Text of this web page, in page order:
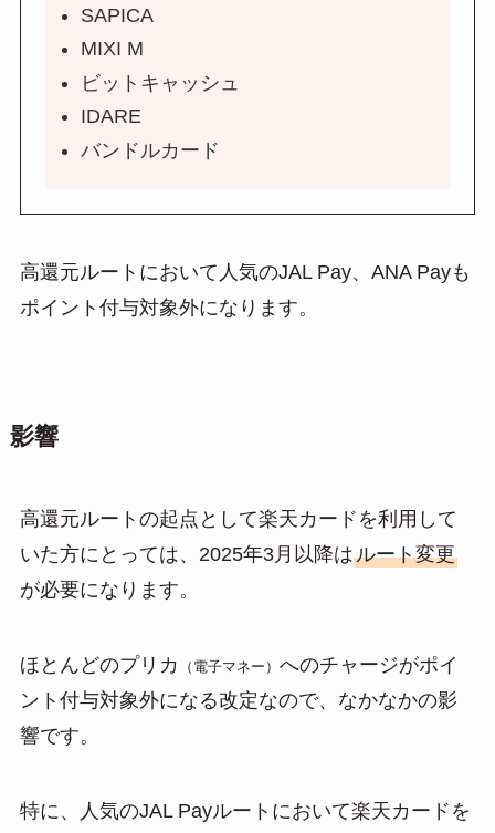
SAPICA
MIXI M
ビットキャッシュ
IDARE
バンドルカード
高還元ルートにおいて人気のJAL Pay、ANA Payも
ポイント付与対象外になります。
影響
高還元ルートの起点として楽天カードを利用して
いた方にとっては、2025年3月以降はルート変更
が必要になります。
ほとんどのプリカ （電子マネー） へのチャージがポイ
ント付与対象外になる改定なので、なかなかの影
響です。
特に、人気のJAL Payルートにおいて楽天カードを